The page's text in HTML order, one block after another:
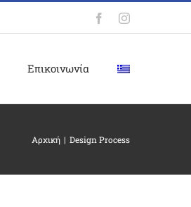
FacebookInstagram
Επικοινωνία
Αρχική Design Process